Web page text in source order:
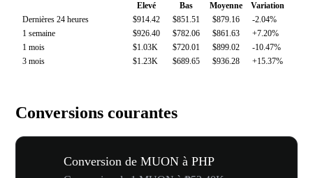
Elevé Bas Moyenne
Variation
Dernières 24 heures
$914.42 $851.51 $879.16
-2.04%
1 semaine
$926.40 $782.06 $861.63
+7.20%
1 mois
$1.03K $720.01 $899.02
-10.47%
3 mois
$1.23K $689.65 $936.28 +15.37%
Conversions courantes
Conversion de MUON à PHP